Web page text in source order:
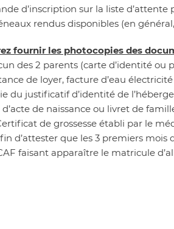
d’inscription sur la liste
rendus disponibles (en
fournir les photocopies des
des 2 parents (carte d’identité ou
de loyer, facture d’eau
du justificatif d’identité de
de naissance ou livret de
de grossesse établi par le
d’attester que les 3 premiers mois
faisant apparaître le matricule